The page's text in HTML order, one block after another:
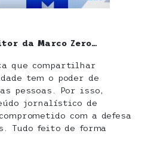
da Marco Zero…
que compartilhar
tem o poder de
pessoas. Por isso,
jornalístico de
com a defesa
Tudo feito de forma